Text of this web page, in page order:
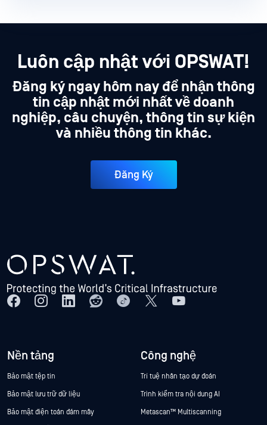
Luôn cập nhật với OPSWAT!
Đăng ký ngay hôm nay để nhận thông
tin cập nhật mới nhất về doanh
nghiệp, câu chuyện, thông tin sự kiện
và nhiều thông tin khác.
Đăng Ký
Nền tảng
Bảo mật tệp tin
Bảo mật lưu trữ dữ liệu
Bảo mật điện toán đám mây
Công nghệ
Trí tuệ nhân tạo dự đoán
Trình kiểm tra nội dung AI
Metascan™ Multiscanning